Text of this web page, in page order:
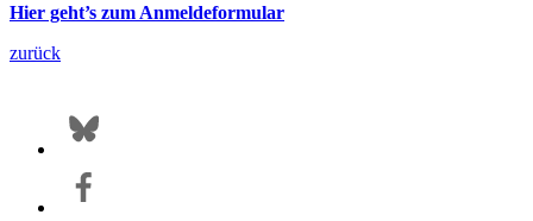
Hier geht’s zum Anmeldeformular
zurück